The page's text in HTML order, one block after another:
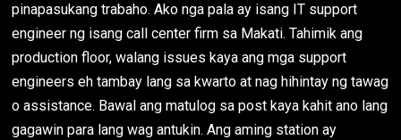
pinapasukang trabaho. Ako nga pala ay isang IT support
engineer ng isang call center firm sa Makati. Tahimik ang
production floor, walang issues kaya ang mga support
engineers eh tambay lang sa kwarto at nag hihintay ng tawag
o assistance. Bawal ang matulog sa post kaya kahit ano lang
gagawin para lang wag antukin. Ang aming station ay